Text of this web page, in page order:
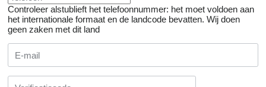
Controleer alstublieft het telefoonnummer: het moet voldoen aan
het internationale formaat en de landcode bevatten. Wij doen
geen zaken met dit land